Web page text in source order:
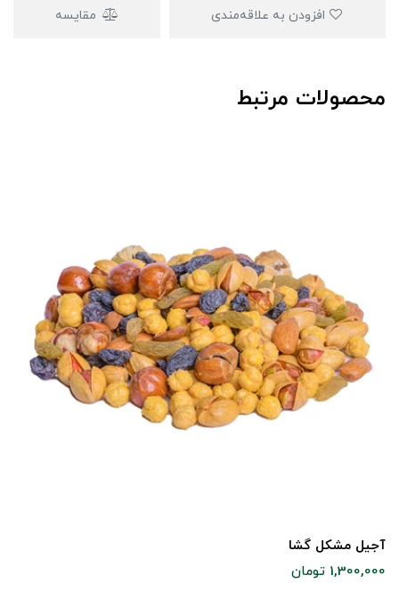
مقایسه
محصولات مرتبط
آجیل مشکل گشا
1,300,000 تومان